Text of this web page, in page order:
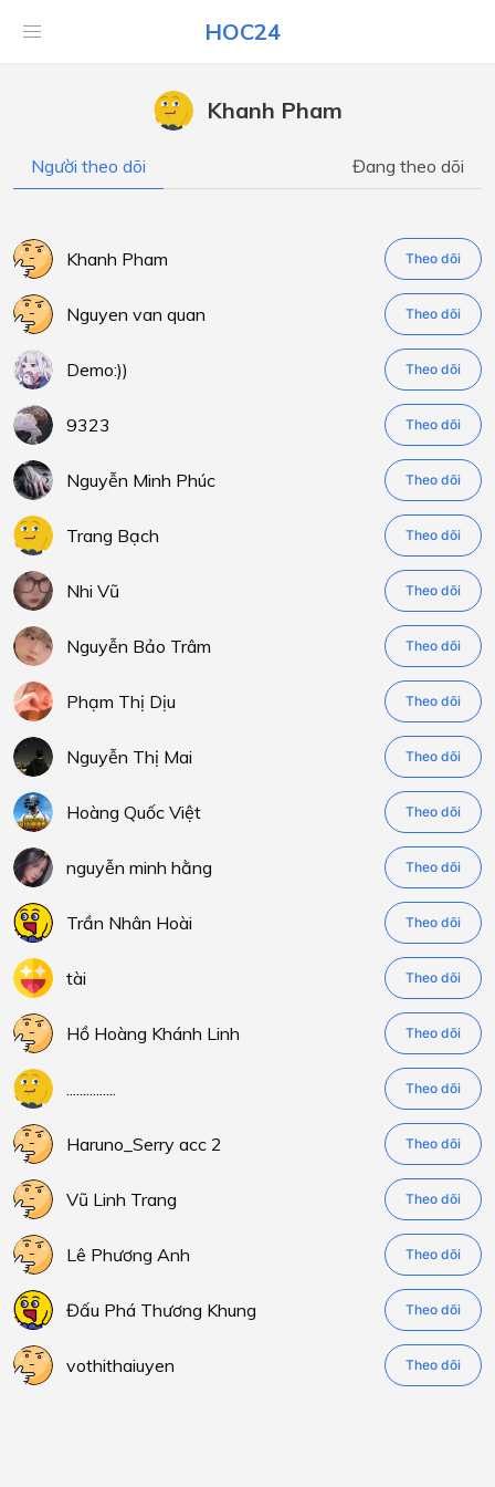
HOC24
Khanh Pham
Người theo dõi Đang theo dõi
Khanh Pham Theo dõi
Nguyen van quan Theo dõi
Demo:)) Theo dõi
9323 Theo dõi
Nguyễn Minh Phúc Theo dõi
Trang Bạch Theo dõi
Nhi Vũ Theo dõi
Nguyễn Bảo Trâm Theo dõi
Phạm Thị Dịu Theo dõi
Nguyễn Thị Mai Theo dõi
Hoàng Quốc Việt Theo dõi
nguyễn minh hằng Theo dõi
Trần Nhân Hoài Theo dõi
tài Theo dõi
Hồ Hoàng Khánh Linh Theo dõi
............... Theo dõi
Haruno_Serry acc 2 Theo dõi
Vũ Linh Trang Theo dõi
Lê Phương Anh Theo dõi
Đấu Phá Thương Khung Theo dõi
vothithaiuyen Theo dõi